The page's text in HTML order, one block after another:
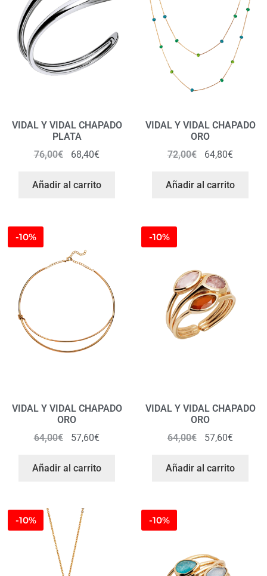
VIDAL Y VIDAL CHAPADO
PLATA
76,00€ 68,40€
Añadir al carrito
VIDAL Y VIDAL CHAPADO
ORO
72,00€ 64,80€
Añadir al carrito
-10%
VIDAL Y VIDAL CHAPADO
ORO
64,00€ 57,60€
Añadir al carrito
-10%
VIDAL Y VIDAL CHAPADO
ORO
64,00€ 57,60€
Añadir al carrito
-10% -10%